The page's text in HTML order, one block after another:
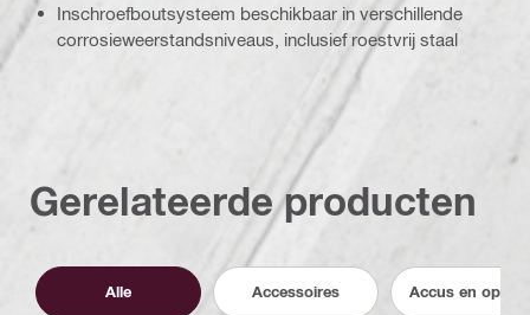
Inschroefboutsysteem beschikbaar in verschillende
corrosieweerstandsniveaus, inclusief roestvrij staal
Gerelateerde producten
Alle Accessoires Accus en